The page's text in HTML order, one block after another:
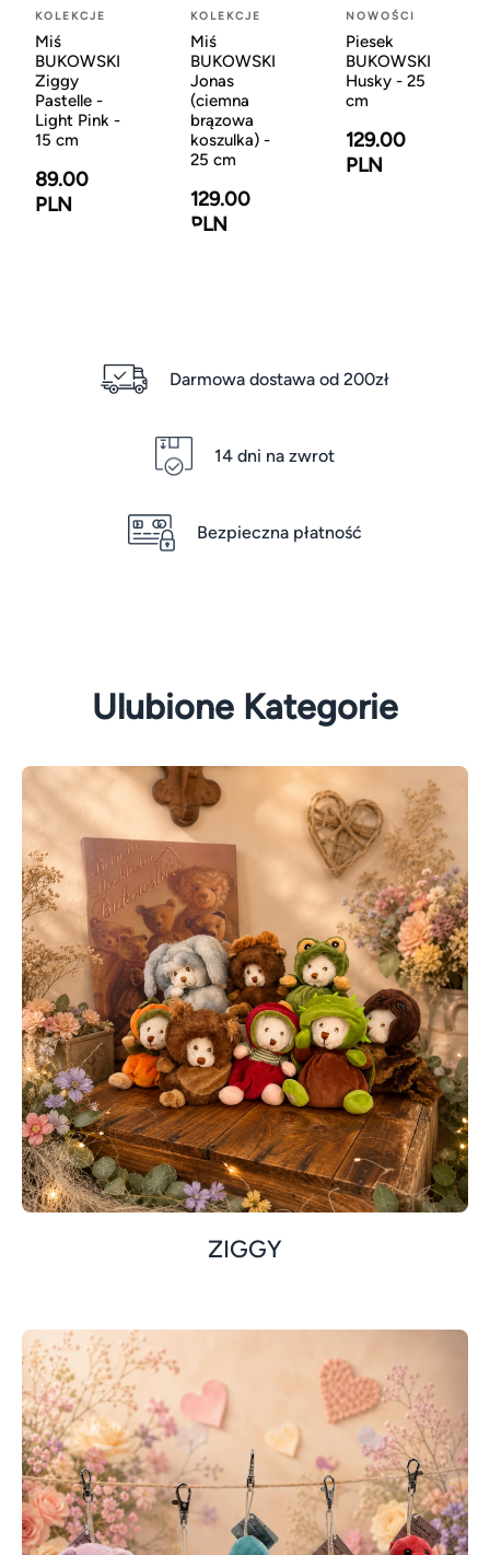
KOLEKCJE
Miś
BUKOWSKI
Ziggy
Pastelle -
Light Pink -
15 cm
89.00
PLN
KOLEKCJE
Miś
BUKOWSKI
Jonas
(ciemna
brązowa
koszulka) -
25 cm
129.00
PLN
NOWOŚCI
Piesek
BUKOWSKI
Husky - 25
cm
129.00
PLN
Darmowa dostawa od 200zł
14 dni na zwrot
Bezpieczna płatność
Ulubione Kategorie
ZIGGY